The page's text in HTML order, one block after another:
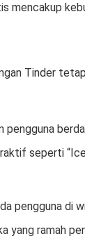
mencakup
Tinder
pengguna
seperti
pengguna di
yang ramah